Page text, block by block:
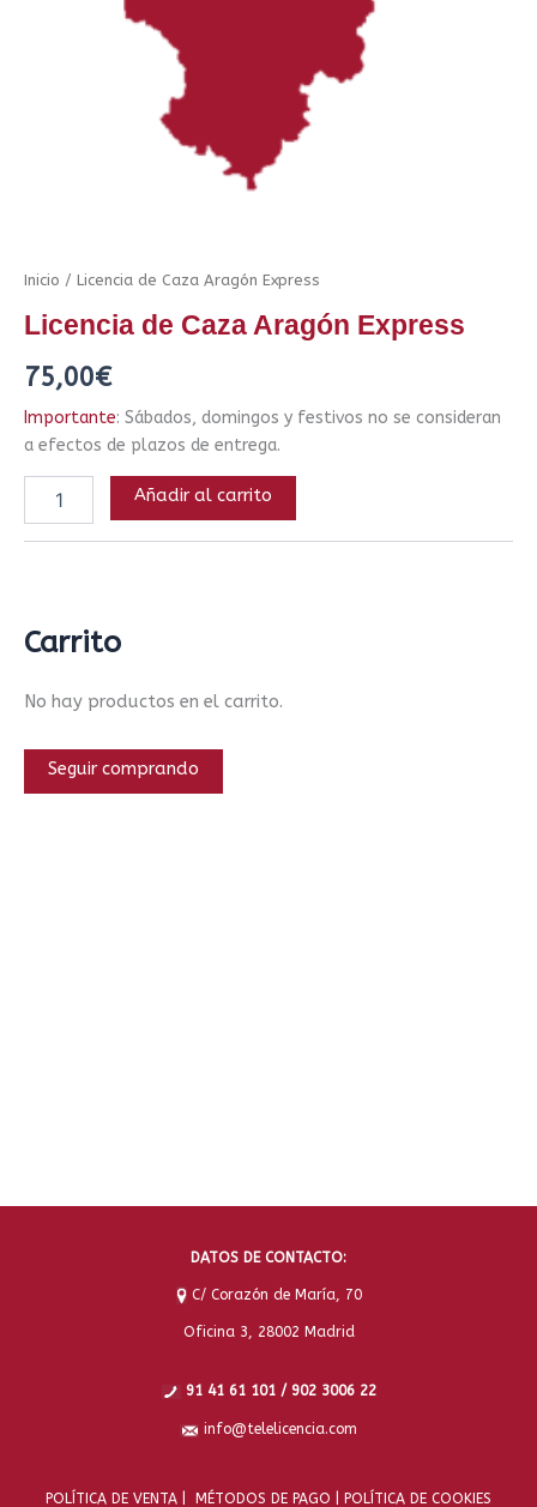
Inicio / Licencia de Caza Aragón Express
Licencia de Caza Aragón Express
75,00€
Importante: Sábados, domingos y festivos no se consideran
a efectos de plazos de entrega.
Añadir al carrito
Carrito
No hay productos en el carrito.
Seguir comprando
DATOS DE CONTACTO:
C/ Corazón de María, 70
Oficina 3, 28002 Madrid
91 41 61 101 / 902 3006 22
info@telelicencia.com
POLÍTICA DE VENTA | MÉTODOS DE PAGO | POLÍTICA DE COOKIES